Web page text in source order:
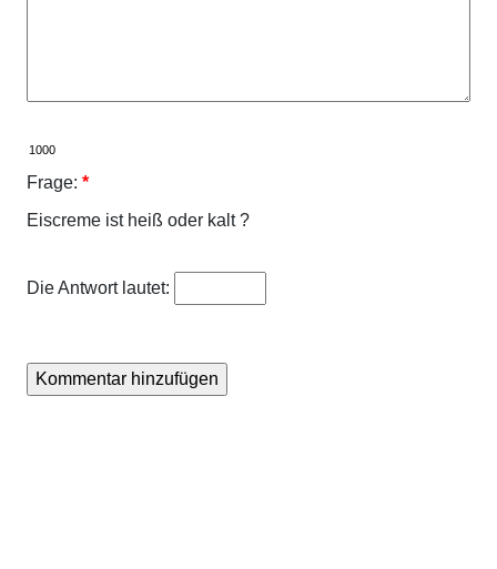
Frage: *
Eiscreme ist heiß oder kalt ?
Die Antwort lautet: